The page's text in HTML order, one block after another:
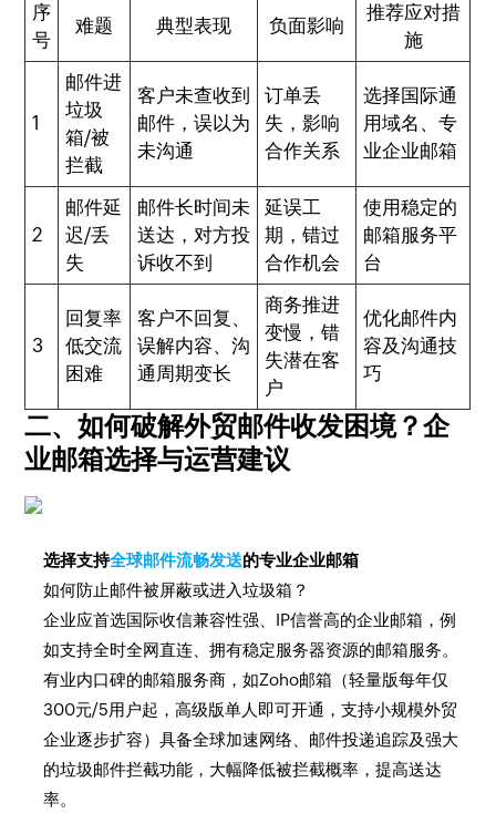
序
号
难题 典型表现 负面影响
推荐应对措
施
1
邮件进
垃圾
箱/被
拦截
客户未查收到
邮件，误以为
未沟通
订单丢
失，影响
合作关系
选择国际通
用域名、专
业企业邮箱
2
邮件延
迟/丢
失
邮件长时间未
送达，对方投
诉收不到
延误工
期，错过
合作机会
使用稳定的
邮箱服务平
台
3
回复率
低交流
困难
客户不回复、
误解内容、沟
通周期变长
商务推进
变慢，错
失潜在客
户
优化邮件内
容及沟通技
巧
二、如何破解外贸邮件收发困境？企
业邮箱选择与运营建议
选择支持全球邮件流畅发送的专业企业邮箱
如何防止邮件被屏蔽或进入垃圾箱？
企业应首选国际收信兼容性强、IP信誉高的企业邮箱，例
如支持全时全网直连、拥有稳定服务器资源的邮箱服务。
有业内口碑的邮箱服务商，如Zoho邮箱（轻量版每年仅
300元/5用户起，高级版单人即可开通，支持小规模外贸
企业逐步扩容）具备全球加速网络、邮件投递追踪及强大
的垃圾邮件拦截功能，大幅降低被拦截概率，提高送达
率。